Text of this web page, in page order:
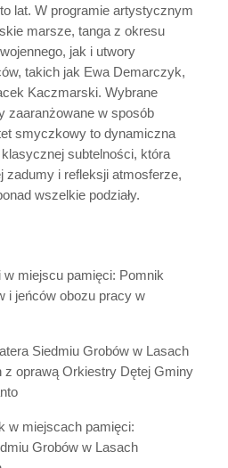
lat. W programie artystycznym
marsze, tanga z okresu
jak i utwory
takich jak Ewa Demarczyk,
Kaczmarski. Wybrane
zaaranżowane w sposób
smyczkowy to dynamiczna
subtelności, która
zadumy i refleksji atmosferze,
wszelkie podziały.
w miejscu pamięci: Pomnik
i jeńców obozu pracy w
Siedmiu Grobów w Lasach
oprawą Orkiestry Dętej Gminy
w miejscach pamięci:
Grobów w Lasach